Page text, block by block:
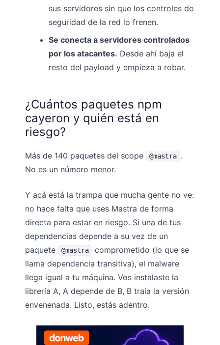
sus servidores sin que los controles de
seguridad de la red lo frenen.
Se conecta a servidores controlados
por los atacantes. Desde ahí baja el
resto del payload y empieza a robar.
¿Cuántos paquetes npm
cayeron y quién está en
riesgo?
Más de 140 paquetes del scope @mastra .
No es un número menor.
Y acá está la trampa que mucha gente no ve:
no hace falta que uses Mastra de forma
directa para estar en riesgo. Si una de tus
dependencias depende a su vez de un
paquete
@mastra
comprometido (lo que se
llama dependencia transitiva), el malware
llega igual a tu máquina. Vos instalaste la
librería A, A depende de B, B traía la versión
envenenada. Listo, estás adentro.